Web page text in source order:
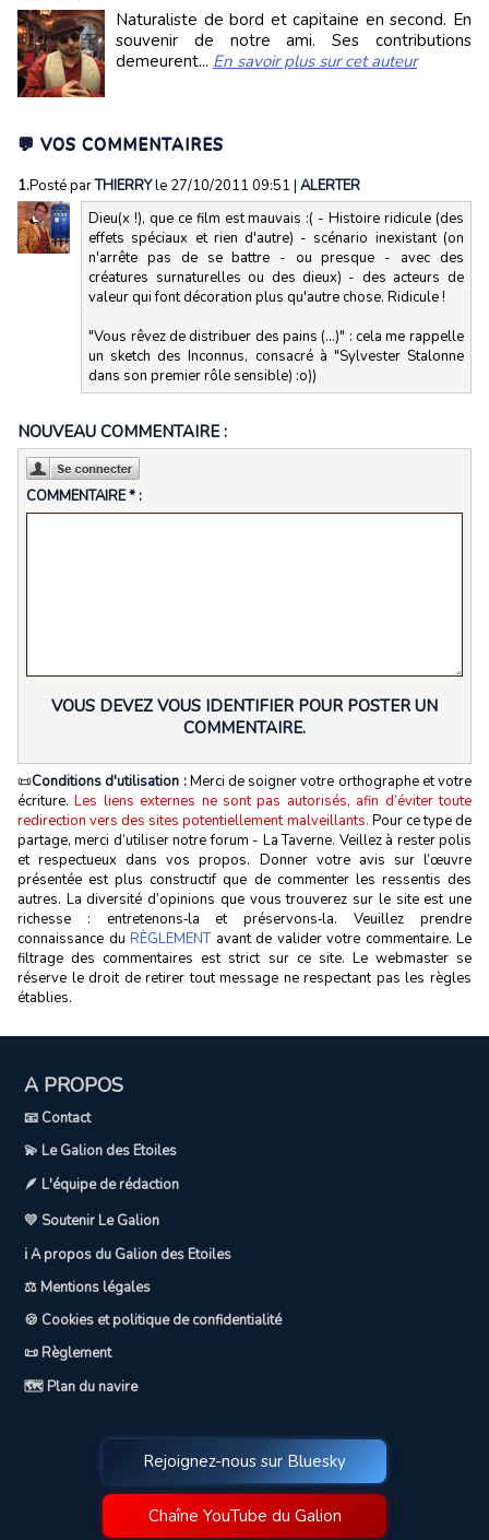
Naturaliste de bord et capitaine en second. En
souvenir de notre ami. Ses contributions
demeurent... En savoir plus sur cet auteur
💬 VOS COMMENTAIRES
1.Posté parTHIERRYle 27/10/2011 09:51 | ALERTER
Dieu(x !), que ce film est mauvais :( - Histoire ridicule (des
effets spéciaux et rien d'autre) - scénario inexistant (on
n'arrête pas de se battre - ou presque - avec des
créatures surnaturelles ou des dieux) - des acteurs de
valeur qui font décoration plus qu'autre chose. Ridicule !
"Vous rêvez de distribuer des pains (...)" : cela me rappelle
un sketch des Inconnus, consacré à "Sylvester Stalonne
dans son premier rôle sensible) :o))
NOUVEAU COMMENTAIRE :
COMMENTAIRE * :
VOUS DEVEZ VOUS IDENTIFIER POUR POSTER UN
COMMENTAIRE.
📜Conditions d'utilisation :Merci de soigner votre orthographe et votre
écriture.Les liens externes ne sont pas autorisés, afin d’éviter toute
redirection vers des sites potentiellement malveillants. Pour ce type de
partage, merci d’utiliser notre forum - La Taverne. Veillez à rester polis
et respectueux dans vos propos. Donner votre avis sur l’œuvre
présentée est plus constructif que de commenter les ressentis des
autres. La diversité d’opinions que vous trouverez sur le site est une
richesse : entretenons‑la et préservons‑la. Veuillez prendre
connaissance du RÈGLEMENTavant de valider votre commentaire. Le
filtrage des commentaires est strict sur ce site. Le webmaster se
réserve le droit de retirer tout message ne respectant pas les règles
établies.
A PROPOS
📧 Contact
💫 Le Galion des Etoiles
🪶 L'équipe de rédaction
💛 Soutenir Le Galion
ℹ️ A propos du Galion des Etoiles
⚖️ Mentions légales
🍪 Cookies et politique de confidentialité
📜 Règlement
🗺️ Plan du navire
Rejoignez-nous sur Bluesky
Chaîne YouTube du Galion